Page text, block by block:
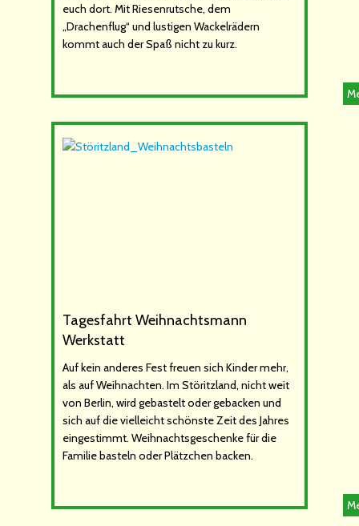
euch dort. Mit Riesenrutsche, dem
„Drachenflug“ und lustigen Wackelrädern
kommt auch der Spaß nicht zu kurz.
Tagesfahrt Weihnachtsmann
Werkstatt
Auf kein anderes Fest freuen sich Kinder mehr,
als auf Weihnachten. Im Störitzland, nicht weit
von Berlin, wird gebastelt oder gebacken und
sich auf die vielleicht schönste Zeit des Jahres
eingestimmt. Weihnachtsgeschenke für die
Familie basteln oder Plätzchen backen.